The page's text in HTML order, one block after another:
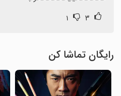
۳ ۱
رایگان تماشا کن